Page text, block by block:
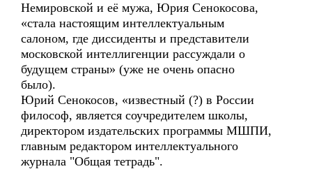
Немировской и её мужа, Юрия Сенокосова,
«стала настоящим интеллектуальным
салоном, где диссиденты и представители
московской интеллигенции рассуждали о
будущем страны» (уже не очень опасно
было).
Юрий Сенокосов, «известный (?) в России
философ, является соучредителем школы,
директором издательских программы МШПИ,
главным редактором интеллектуального
журнала "Общая тетрадь".